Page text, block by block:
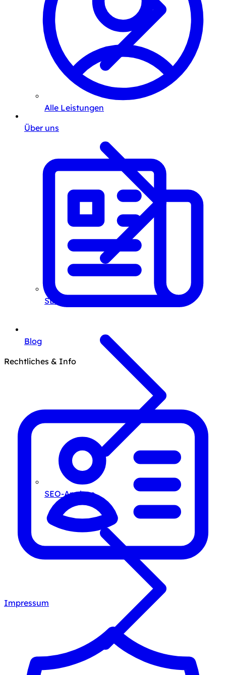
Alle Leistungen
SEO-Beratung
SEO-Analyse
Über uns
Blog
Rechtliches & Info
Impressum